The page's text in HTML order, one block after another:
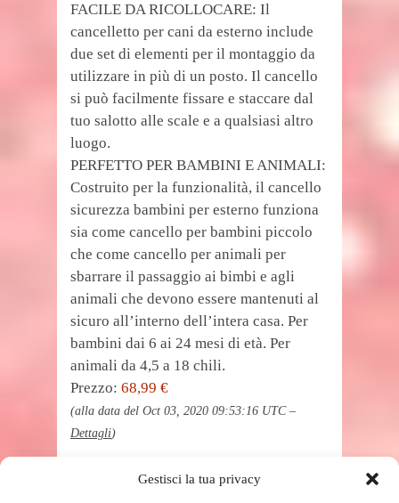
Gestisci la tua privacy
FACILE DA RICOLLOCARE: Il
cancelletto per cani da esterno include
due set di elementi per il montaggio da
utilizzare in più di un posto. Il cancello
si può facilmente fissare e staccare dal
tuo salotto alle scale e a qualsiasi altro
luogo.
PERFETTO PER BAMBINI E ANIMALI:
Costruito per la funzionalità, il cancello
sicurezza bambini per esterno funziona
sia come cancello per bambini piccolo
che come cancello per animali per
sbarrare il passaggio ai bimbi e agli
animali che devono essere mantenuti al
sicuro all’interno dell’intera casa. Per
bambini dai 6 ai 24 mesi di età. Per
animali da 4,5 a 18 chili.
Prezzo: 68,99 €
(alla data del Oct 03, 2020 09:53:16 UTC –
Dettagli)